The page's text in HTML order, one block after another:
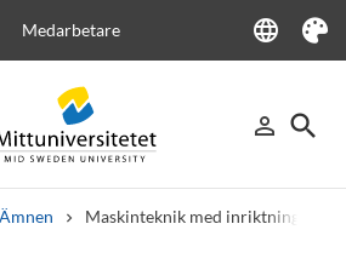
Medarbetare language
Language
Tema
person_outline
Logga in
search
Sök
Ämnen Maskinteknik med inriktning